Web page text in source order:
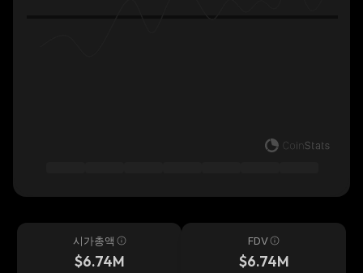
시가총액
$6.74M
FDV
$6.74M